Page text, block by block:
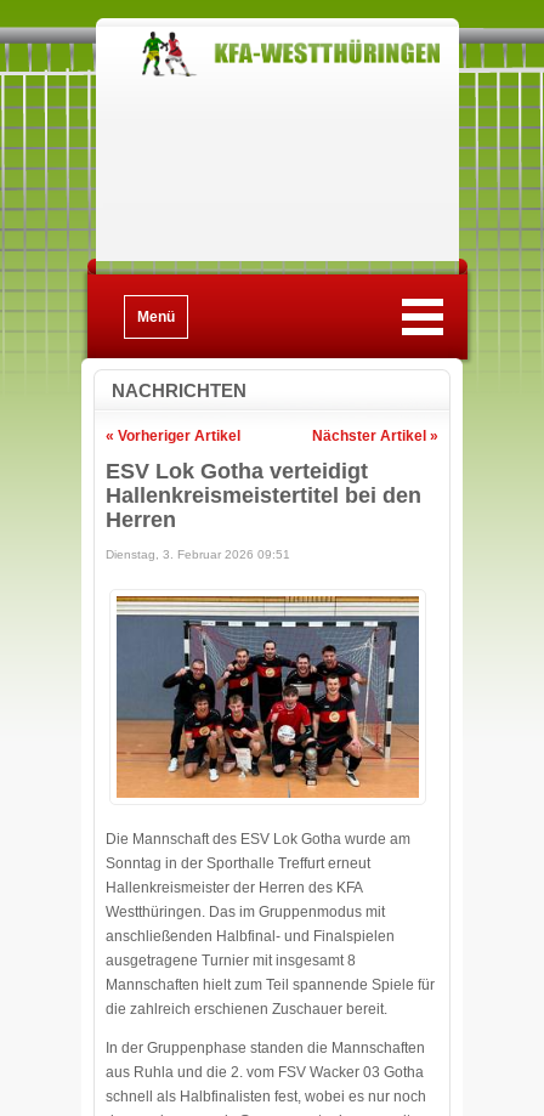
Menü
NACHRICHTEN
Nächster Artikel »
« Vorheriger Artikel
ESV Lok Gotha verteidigt
Hallenkreismeistertitel bei den
Herren
Dienstag, 3. Februar 2026 09:51
Die Mannschaft des ESV Lok Gotha wurde am
Sonntag in der Sporthalle Treffurt erneut
Hallenkreismeister der Herren des KFA
Westthüringen. Das im Gruppenmodus mit
anschließenden Halbfinal- und Finalspielen
ausgetragene Turnier mit insgesamt 8
Mannschaften hielt zum Teil spannende Spiele für
die zahlreich erschienen Zuschauer bereit.
In der Gruppenphase standen die Mannschaften
aus Ruhla und die 2. vom FSV Wacker 03 Gotha
schnell als Halbfinalisten fest, wobei es nur noch